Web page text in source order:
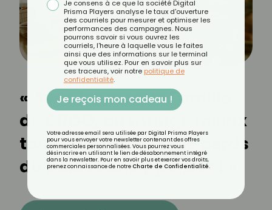
« Avec les menus Famille
de CROQ, on mange mieux
tous ensemble… et je perds
du poids sans y penser ! »
Je consens à ce que la société Digital
Prisma Players analyse le taux d'ouverture
des courriels pour mesurer et optimiser les
performances des campagnes. Nous
pourrons savoir si vous ouvrez les
courriels, l'heure à laquelle vous le faites
ainsi que des informations sur le terminal
que vous utilisez. Pour en savoir plus sur
ces traceurs, voir notre politique de
confidentialité.
Je reçois mon cadeau !
Votre adresse email sera utilisée par Digital Prisma Players
pour vous envoyer votre newsletter contenant des offres
commerciales personnalisées. Vous pourrez vous
désinscrire en utilisant le lien de désabonnement intégré
dans la newsletter. Pour en savoir plus et exercer vos droits,
prenez connaissance de notre Charte de Confidentialité.